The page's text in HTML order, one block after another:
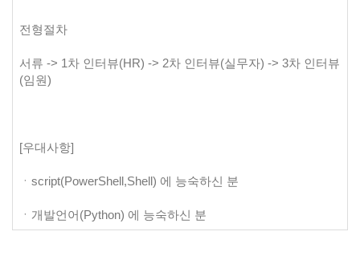
전형절차
서류 -> 1차 인터뷰(HR) -> 2차 인터뷰(실무자) -> 3차 인터뷰
(임원)
[우대사항]
ㆍscript(PowerShell,Shell) 에 능숙하신 분
ㆍ개발언어(Python) 에 능숙하신 분